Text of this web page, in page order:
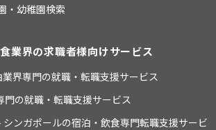
・幼稚園検索
業界の求職者様向けサービス
界専門の就職・転職支援サービス
門の就職・転職支援サービス
シンガポールの宿泊・飲食専門転職支援サービ